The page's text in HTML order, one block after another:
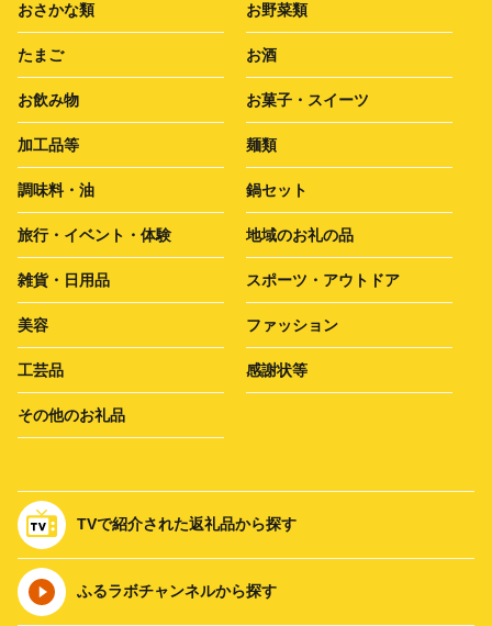
おさかな類 お野菜類
たまご お酒
お飲み物 お菓子・スイーツ
加工品等 麺類
調味料・油 鍋セット
旅行・イベント・体験 地域のお礼の品
雑貨・日用品 スポーツ・アウトドア
美容 ファッション
工芸品 感謝状等
その他のお礼品
TVで紹介された返礼品から探す
ふるラボチャンネルから探す